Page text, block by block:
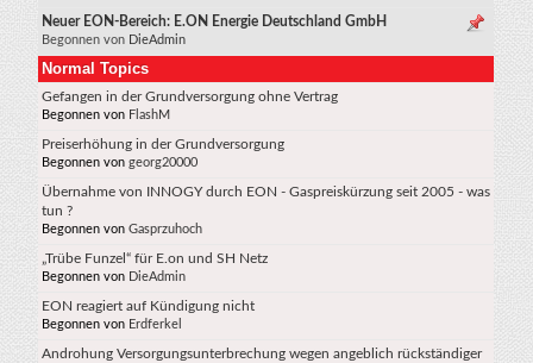
Neuer EON-Bereich: E.ON Energie Deutschland GmbH
Begonnen von DieAdmin
Normal Topics
Gefangen in der Grundversorgung ohne Vertrag
Begonnen von FlashM
Preiserhöhung in der Grundversorgung
Begonnen vongeorg20000
Übernahme von INNOGY durch EON - Gaspreiskürzung seit 2005 - was
tun ?
Begonnen vonGasprzuhoch
„Trübe Funzel“ für E.on und SH Netz
Begonnen von DieAdmin
EON reagiert auf Kündigung nicht
Begonnen von Erdferkel
Androhung Versorgungsunterbrechung wegen angeblich rückständiger